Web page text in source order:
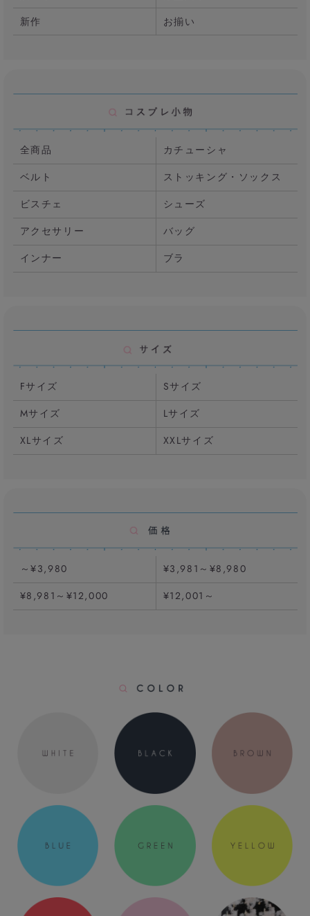
新作
お揃い
全商品
カチューシャ
ベルト
ストッキング・ソックス
ビスチェ
シューズ
アクセサリー
バッグ
インナー
ブラ
Fサイズ
Sサイズ
Mサイズ
Lサイズ
XLサイズ
XXLサイズ
～¥3,980
¥3,981～¥8,980
¥8,981～¥12,000
¥12,001～